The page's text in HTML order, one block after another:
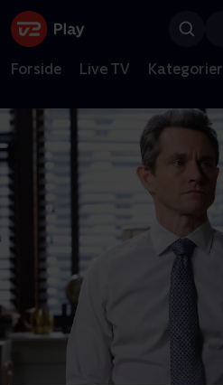
Forside Live TV Kategorier